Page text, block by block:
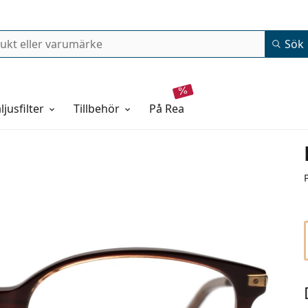
Sök
Tillbehör på rea